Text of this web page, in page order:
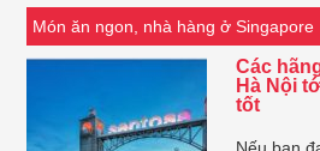
Món ăn ngon, nhà hàng ở Singapore
Các
Hà Nội
tốt